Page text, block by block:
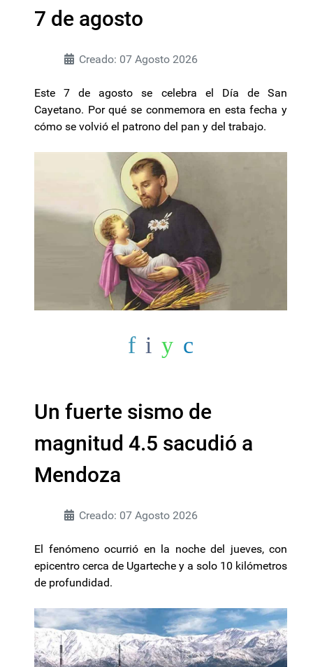
7 de agosto
Creado: 07 Agosto 2026
Este 7 de agosto se celebra el Día de San
Cayetano. Por qué se conmemora en esta fecha y
cómo se volvió el patrono del pan y del trabajo.
Un fuerte sismo de
magnitud 4.5 sacudió a
Mendoza
Creado: 07 Agosto 2026
El fenómeno ocurrió en la noche del jueves, con
epicentro cerca de Ugarteche y a solo 10 kilómetros
de profundidad.